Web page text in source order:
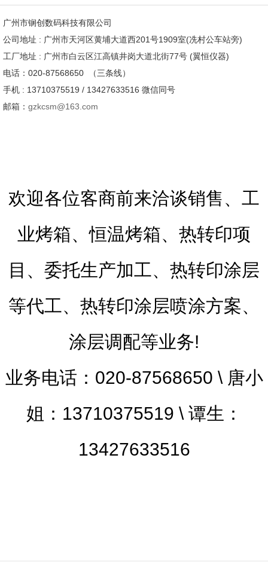
广州市锎创数码科技有限公司
公司地址 : 广州市天河区黄埔大道西201号1909室(冼村公车站旁)
工厂地址 : 广州市白云区江高镇井岗大道北街77号 (翼恒仪器)
电话：020-87568650 （三条线）
手机 : 13710375519 / 13427633516 微信同号
邮箱： gzkcsm@163.com
欢迎各位客商前来洽谈销售、工
业烤箱、恒温烤箱、热转印项
目、委托生产加工、热转印涂层
等代工、热转印涂层喷涂方案、
涂层调配等业务!
业务电话：020-87568650 \ 唐小
姐：13710375519 \ 谭生：
13427633516